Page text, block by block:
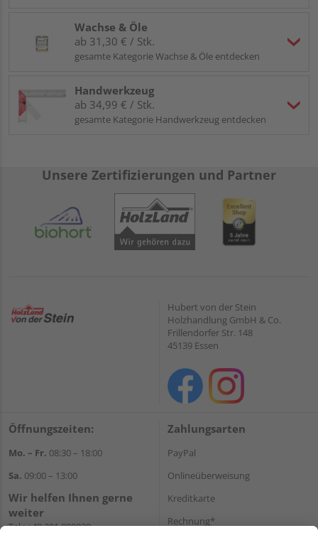
Wachse & Öle
ab 31,30 € / Stk.
gesamte Kategorie Wachse & Öle entdecken
Handwerkzeug
ab 34,99 € / Stk.
gesamte Kategorie Handwerkzeug entdecken
Unsere Zertifizierungen und Partner
Hubert von der Stein
Holzhandlung GmbH & Co.
Frillendorfer Str. 148
45139 Essen
Öffnungszeiten:
Mo. – Fr. 08:30 – 18:00
Sa. 09:00 – 13:00
Wir helfen Ihnen gerne
weiter
Tel.:+49 201 898020
Zahlungsarten
PayPal
Onlineüberweisung
Kreditkarte
Rechnung*